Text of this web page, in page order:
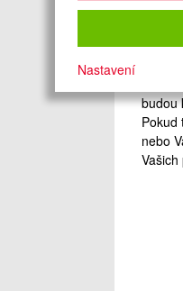
Nastavení
budou
Pokud
nebo
Vašich